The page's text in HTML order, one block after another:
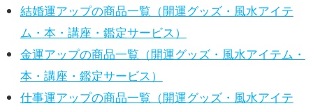
結婚運アップの商品一覧（開運グッズ・風水アイテ
ム・本・講座・鑑定サービス）
金運アップの商品一覧（開運グッズ・風水アイテム・
本・講座・鑑定サービス）
仕事運アップの商品一覧（開運グッズ・風水アイテ